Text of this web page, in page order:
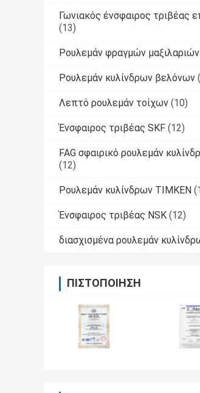
Γωνιακός ένσφαιρος τριβέας
(13)
Ρουλεμάν φραγμών μαξιλαριών
Ρουλεμάν κυλίνδρων βελόνων
Λεπτό ρουλεμάν τοίχων (10)
Ένσφαιρος τριβέας SKF (12)
FAG σφαιρικό ρουλεμάν
(12)
Ρουλεμάν κυλίνδρων TIMKEN
Ένσφαιρος τριβέας NSK (12)
διασχισμένα ρουλεμάν
ΠΙΣΤΟΠΟΊΗΣΗ